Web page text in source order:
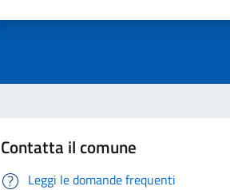
Contatta il comune
Leggi le domande frequenti